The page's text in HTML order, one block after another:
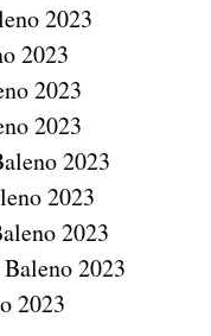
2023
2023
2023
2023
2023
2023
2023
2023
2023